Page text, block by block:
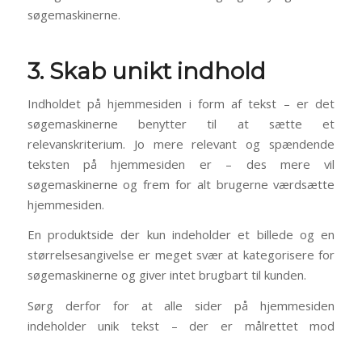
søgemaskinerne.
3. Skab unikt indhold
Indholdet på hjemmesiden i form af tekst – er det
søgemaskinerne benytter til at sætte et
relevanskriterium. Jo mere relevant og spændende
teksten på hjemmesiden er – des mere vil
søgemaskinerne og frem for alt brugerne værdsætte
hjemmesiden.
En produktside der kun indeholder et billede og en
størrelsesangivelse er meget svær at kategorisere for
søgemaskinerne og giver intet brugbart til kunden.
Sørg derfor for at alle sider på hjemmesiden
indeholder unik tekst – der er målrettet mod